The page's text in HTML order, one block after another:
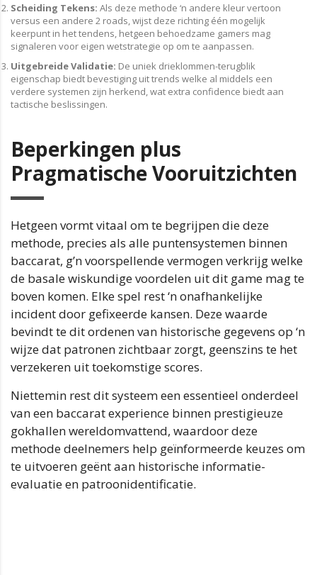
Scheiding Tekens: Als deze methode ‘n andere kleur vertoon
versus een andere 2 roads, wijst deze richting één mogelijk
keerpunt in het tendens, hetgeen behoedzame gamers mag
signaleren voor eigen wetstrategie op om te aanpassen.
Uitgebreide Validatie: De uniek drieklommen-terugblik
eigenschap biedt bevestiging uit trends welke al middels een
verdere systemen zijn herkend, wat extra confidence biedt aan
tactische beslissingen.
Beperkingen plus
Pragmatische Vooruitzichten
Hetgeen vormt vitaal om te begrijpen die deze
methode, precies als alle puntensystemen binnen
baccarat, g’n voorspellende vermogen verkrijg welke
de basale wiskundige voordelen uit dit game mag te
boven komen. Elke spel rest ‘n onafhankelijke
incident door gefixeerde kansen. Deze waarde
bevindt te dit ordenen van historische gegevens op ‘n
wijze dat patronen zichtbaar zorgt, geenszins te het
verzekeren uit toekomstige scores.
Niettemin rest dit systeem een essentieel onderdeel
van een baccarat experience binnen prestigieuze
gokhallen wereldomvattend, waardoor deze
methode deelnemers help geïnformeerde keuzes om
te uitvoeren geënt aan historische informatie-
evaluatie en patroonidentificatie.